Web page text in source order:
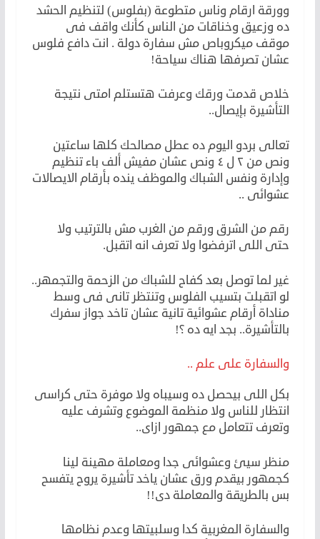
وورقة ارقام وناس متطوعة (بفلوس) لتنظيم الحشد
ده وزعيق وخناقات من الناس كأنك واقف فى
موقف ميكروباص مش سفارة دولة . انت دافع فلوس
عشان تصرفها هناك سياحة!
خلاص قدمت ورقك وعرفت هتستلم امتى نتيجة
التأشيرة بإيصال..
تعالى بردو اليوم ده عطل مصالحك كلها ساعتين
ونص من ٢ ل ٤ ونص عشان مفيش ألف باء تنظيم
وإدارة ونفس الشباك والموظف ينده بأرقام الايصالات
عشوائى ..
رقم من الشرق ورقم من الغرب مش بالترتيب ولا
حتى اللى اترفضوا ولا تعرف انه اتقبل.
غير لما توصل بعد كفاح للشباك من الزحمة والتجمهر..
لو اتقبلت بتسيب الفلوس وتنتظر تانى فى وسط
مناداة أرقام عشوائية تانية عشان تاخد جواز سفرك
بالتأشيرة.. بجد ايه ده ؟!
والسفارة على علم ..
بكل اللى بيحصل ده وسيباه ولا موفرة حتى كراسى
انتظار للناس ولا منظمة الموضوع وتشرف عليه
وتعرف تتعامل مع جمهور ازاى..
منظر سيئ وعشوائى جدا ومعاملة مهينة لينا
كجمهور بيقدم ورق عشان ياخد تأشيرة يروح يتفسح
بس بالطريقة والمعاملة دى!!
والسفارة المغربية كدا وسلبيتها وعدم نظامها